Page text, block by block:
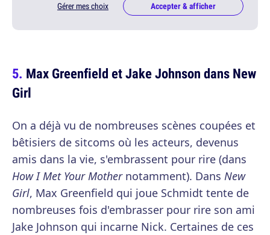
Gérer mes choix Accepter & afficher
Max Greenfield et Jake Johnson dans New
Girl
On a déjà vu de nombreuses scènes coupées et
bêtisiers de sitcoms où les acteurs, devenus
amis dans la vie, s'embrassent pour rire (dans
How I Met Your Mothernotamment). Dans New
Girl, Max Greenfield qui joue Schmidt tente de
nombreuses fois d'embrasser pour rire son ami
Jake Johnson qui incarne Nick. Certaines de ces